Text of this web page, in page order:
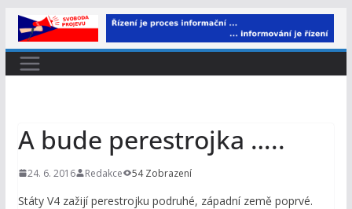
Přeskočit
na
obsah
A bude perestrojka …..
24. 6. 2016 Redakce 54 Zobrazení
Státy V4 zažijí perestrojku podruhé, západní země poprvé.